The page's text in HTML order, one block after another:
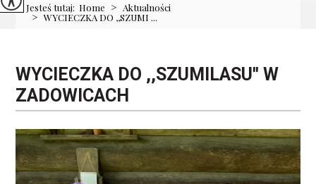
Jesteś tutaj: Home > Aktualności
> WYCIECZKA DO ,,SZUMI ...
WYCIECZKA DO ,,SZUMILASU'' W
ZADOWICACH